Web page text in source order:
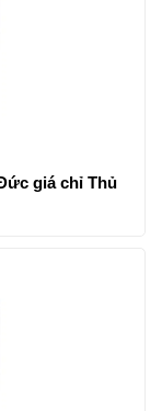
giá chỉ Thủ